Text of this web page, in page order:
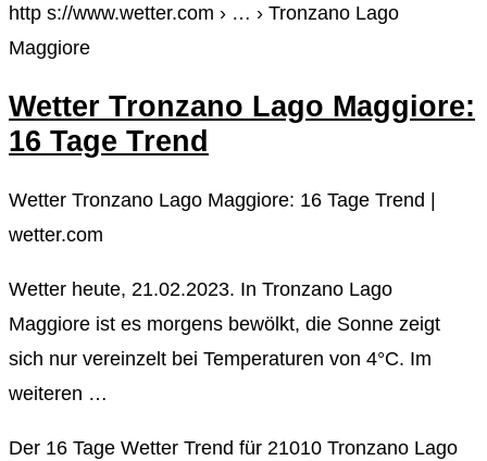
http s://www.wetter.com › … › Tronzano Lago
Maggiore
Wetter Tronzano Lago Maggiore:
16 Tage Trend
Wetter Tronzano Lago Maggiore: 16 Tage Trend |
wetter.com
Wetter heute, 21.02.2023. In Tronzano Lago
Maggiore ist es morgens bewölkt, die Sonne zeigt
sich nur vereinzelt bei Temperaturen von 4°C. Im
weiteren …
Der 16 Tage Wetter Trend für 21010 Tronzano Lago